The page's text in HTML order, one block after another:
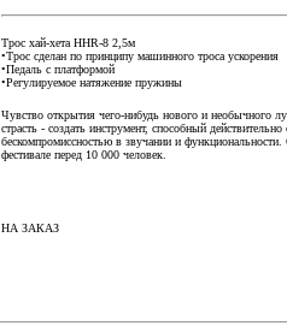
Трос хай-хета HHR-8 2,5м
•Трос сделан по принципу машинного троса ускорения
•Педаль с платформой
•Регулируемое натяжение пружины
Чувство открытия чего-нибудь нового и необычного
страсть - создать инструмент, способный
бескомпромиссностью в звучании и
фестивале перед 10 000 человек.
НА ЗАКАЗ